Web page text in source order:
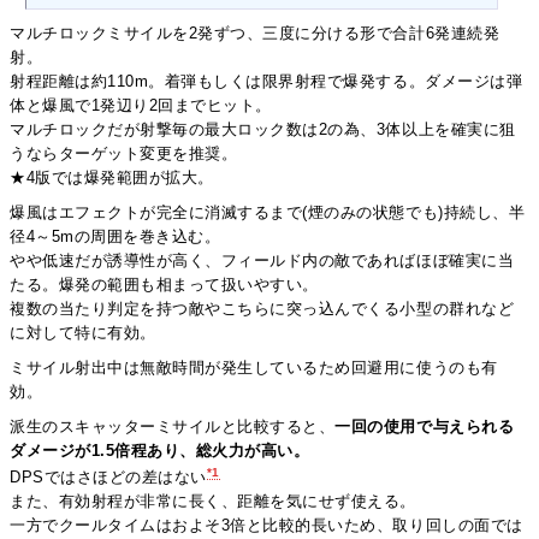
マルチロックミサイルを2発ずつ、三度に分ける形で合計6発連続発
射。
射程距離は約110m。着弾もしくは限界射程で爆発する。ダメージは弾
体と爆風で1発辺り2回までヒット。
マルチロックだが射撃毎の最大ロック数は2の為、3体以上を確実に狙
うならターゲット変更を推奨。
★4版では爆発範囲が拡大。
爆風はエフェクトが完全に消滅するまで(煙のみの状態でも)持続し、半
径4～5mの周囲を巻き込む。
やや低速だが誘導性が高く、フィールド内の敵であればほぼ確実に当
たる。爆発の範囲も相まって扱いやすい。
複数の当たり判定を持つ敵やこちらに突っ込んでくる小型の群れなど
に対して特に有効。
ミサイル射出中は無敵時間が発生しているため回避用に使うのも有
効。
派生のスキャッターミサイルと比較すると、一回の使用で与えられる
ダメージが1.5倍程あり、総火力が高い。
DPSではさほどの差はない*1
また、有効射程が非常に長く、距離を気にせず使える。
一方でクールタイムはおよそ3倍と比較的長いため、取り回しの面では